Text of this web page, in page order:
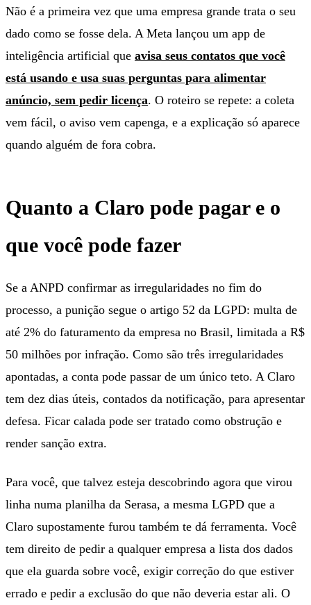
Não é a primeira vez que uma empresa grande trata o seu
dado como se fosse dela. A Meta lançou um app de
inteligência artificial que avisa seus contatos que você
está usando e usa suas perguntas para alimentar
anúncio, sem pedir licença. O roteiro se repete: a coleta
vem fácil, o aviso vem capenga, e a explicação só aparece
quando alguém de fora cobra.
Quanto a Claro pode pagar e o
que você pode fazer
Se a ANPD confirmar as irregularidades no fim do
processo, a punição segue o artigo 52 da LGPD: multa de
até 2% do faturamento da empresa no Brasil, limitada a R$
50 milhões por infração. Como são três irregularidades
apontadas, a conta pode passar de um único teto. A Claro
tem dez dias úteis, contados da notificação, para apresentar
defesa. Ficar calada pode ser tratado como obstrução e
render sanção extra.
Para você, que talvez esteja descobrindo agora que virou
linha numa planilha da Serasa, a mesma LGPD que a
Claro supostamente furou também te dá ferramenta. Você
tem direito de pedir a qualquer empresa a lista dos dados
que ela guarda sobre você, exigir correção do que estiver
errado e pedir a exclusão do que não deveria estar ali. O